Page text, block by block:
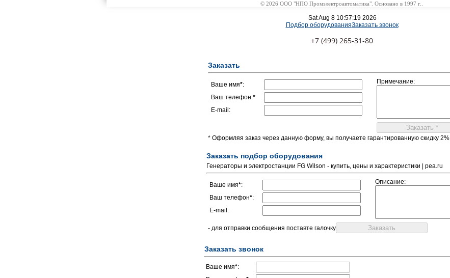
© 2026 ООО "НПО Промэлектроавтоматика". Основано в 1997 г..
Sat Aug 8 10:57:19 2026
Подбор оборудованияЗаказать звонок
+7 (499) 265-31-80
Заказать
Ваше имя*:
Ваш телефон:*
E-mail:
Примечание:
* Оформляя заказ через данную форму, вы получаете гарантированную скидку 2%
Заказать подбор оборудования
Генераторы и электростанции FG Wilson - купить, цены и характеристики | pea.ru
Ваше имя*:
Ваш телефон*:
E-mail:
Описание:
- для отправки сообщения поставте галочку
Заказать звонок
Ваше имя*: